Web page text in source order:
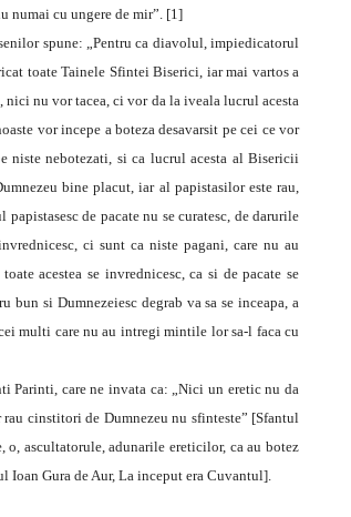
numai cu ungere de mir”. [1]
spune: „Pentru ca diavolul, impiedicatorul
toate Tainele Sfintei Biserici, iar mai vartos a
nu vor tacea, ci vor da la iveala lucrul acesta
vor incepe a boteza desavarsit pe cei ce vor
niste nebotezati, si ca lucrul acesta al Bisericii
bine placut, iar al papistasilor este rau,
de pacate nu se curatesc, de darurile
ci sunt ca niste pagani, care nu au
acestea se invrednicesc, ca si de pacate se
si Dumnezeiesc degrab va sa se inceapa, a
multi care nu au intregi mintile lor sa-l faca cu
care ne invata ca: „Nici un eretic nu da
cinstitori de Dumnezeu nu sfinteste” [Sfantul
o, ascultatorule, adunarile ereticilor, ca au botez
Ioan Gura de Aur, La inceput era Cuvantul].